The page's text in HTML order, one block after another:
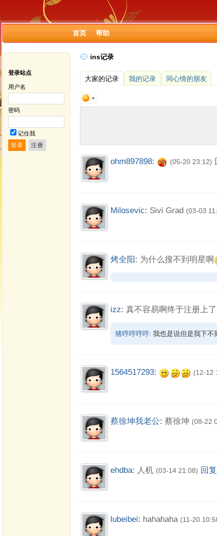
首页 帮助
登录站点
用户名
密码
记住我
ins记录
大家的记录 我的记录 同心情的朋友
ohm897898: (05-20 23:12)
Milosevic: Sivi Grad (03-03
烤全阳 : 为什么搜不到明星啊
izz: 真不容易啊终于注册上了
猪哼哼哼哼: 我也是说但是我下
1564517293: (12-12
蔡徐坤我老公: 蔡徐坤 (08-22
ehdba: 人机 (03-14 21:08) 回复
lubeibei: hahahaha (11-20